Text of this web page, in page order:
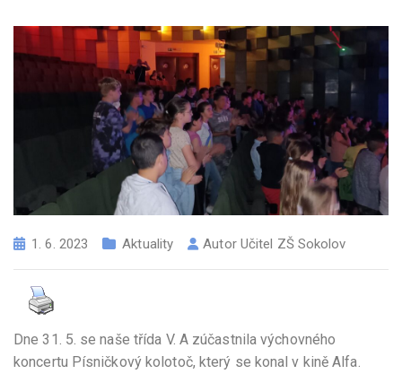
1. 6. 2023 Aktuality Autor Učitel ZŠ Sokolov
Dne 31. 5. se naše třída V. A zúčastnila výchovného
koncertu Písničkový kolotoč, který se konal v kině Alfa.